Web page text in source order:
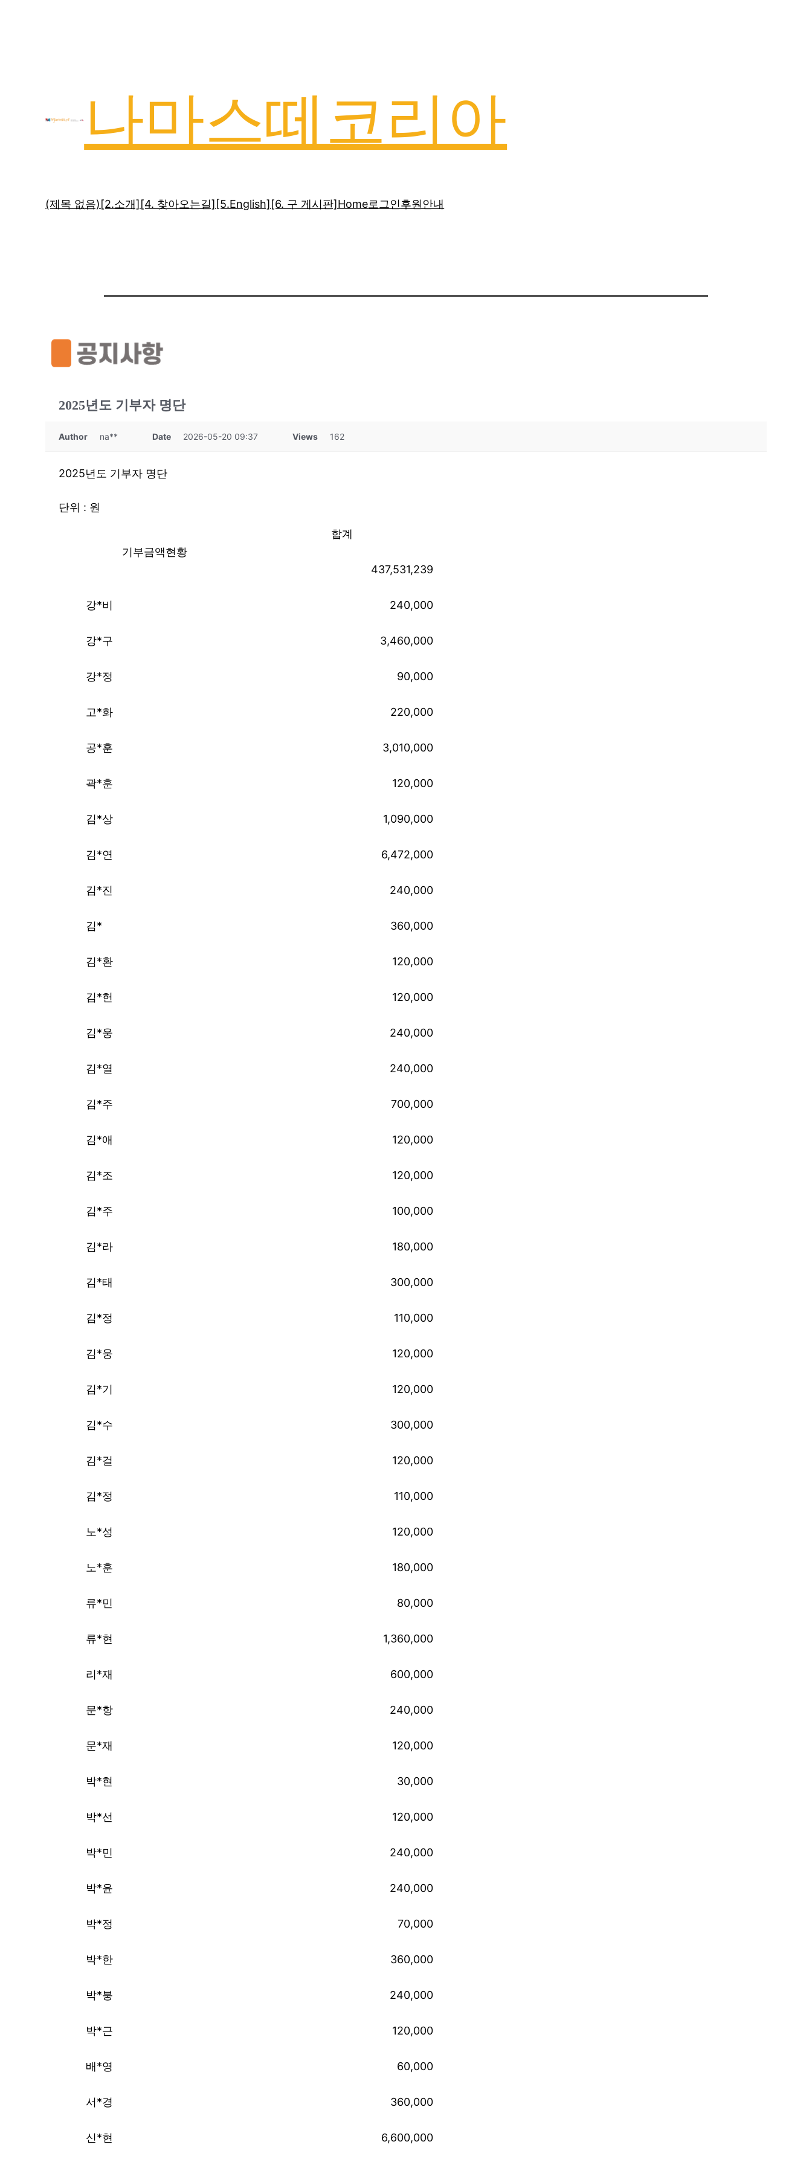
나마스떼코리아
(제목 없음)[2.소개][4. 찾아오는길] [5.English][6. 구 게시판]Home로그인후원안내
2025년도 기부자 명단
Author na** Date 2026-05-20 09:37 Views 162
2025년도 기부자 명단
단위 : 원
기부금액현황
합계
437,531,239
강*비 240,000
강*구 3,460,000
강*정 90,000
고*화 220,000
공*훈 3,010,000
곽*훈 120,000
김*상 1,090,000
김*연 6,472,000
김*진 240,000
김* 360,000
김*환 120,000
김*헌 120,000
김*웅 240,000
김*열 240,000
김*주 700,000
김*애 120,000
김*조 120,000
김*주 100,000
김*라 180,000
김*태 300,000
김*정 110,000
김*웅 120,000
김*기 120,000
김*수 300,000
김*걸 120,000
김*정 110,000
노*성 120,000
노*훈 180,000
류*민 80,000
류*현 1,360,000
리*재 600,000
문*항 240,000
문*재 120,000
박*현 30,000
박*선 120,000
박*민 240,000
박*윤 240,000
박*정 70,000
박*한 360,000
박*붕 240,000
박*근 120,000
배*영 60,000
서*경 360,000
신*현 6,600,000